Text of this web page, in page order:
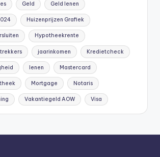
Geld Geld lenen
Huizenprijzen Grafiek
Hypotheekrente
jaarinkomen Kredietcheck
lenen Mastercard
Mortgage Notaris
Vakantiegeld AOW Visa